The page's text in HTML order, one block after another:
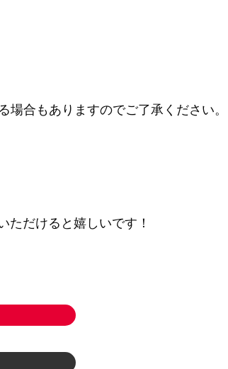
合もありますのでご了承ください。
ただけると嬉しいです！